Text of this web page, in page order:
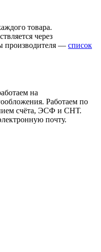
товара.
через
производителя — список
на
Работаем по
счёта, ЭСФ и СНТ.
почту.